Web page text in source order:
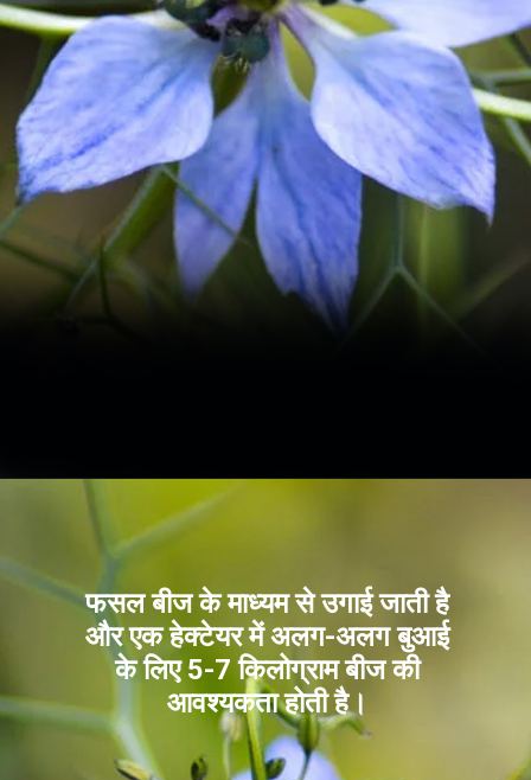
फसल बीज के माध्यम से उगाई जाती है
और एक हेक्टेयर में अलग-अलग बुआई
के लिए 5-7 किलोग्राम बीज की
आवश्यकता होती है।